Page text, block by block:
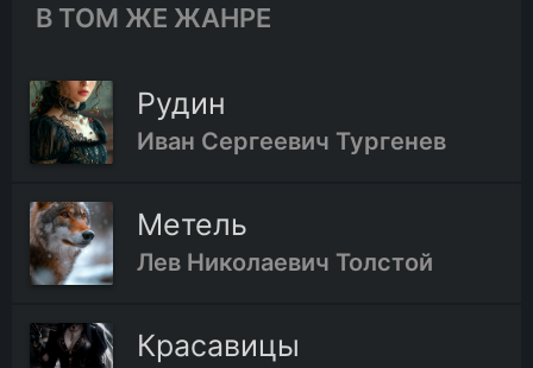
В ТОМ ЖЕ ЖАНРЕ
Рудин
Иван Сергеевич Тургенев
Метель
Лев Николаевич Толстой
Красавицы